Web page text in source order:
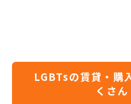
LGBTsの賃貸・購
くさん